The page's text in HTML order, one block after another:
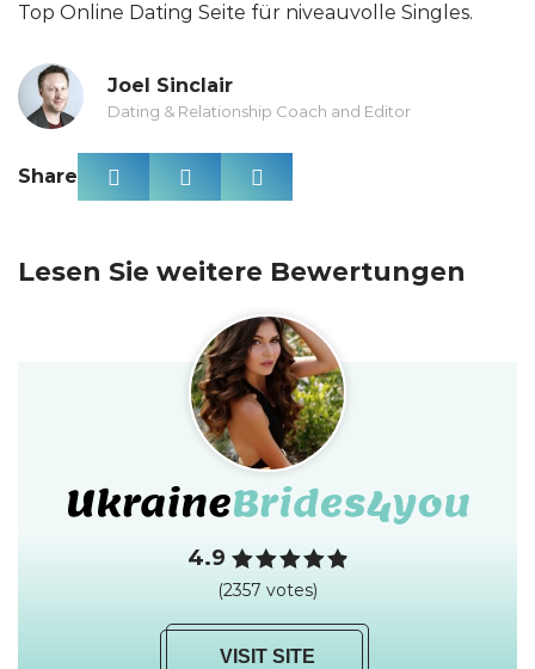
Top Online Dating Seite für niveauvolle Singles.
Joel Sinclair
Dating & Relationship Coach and Editor
Share
Lesen Sie weitere Bewertungen
4.9
(2357 votes)
VISIT SITE